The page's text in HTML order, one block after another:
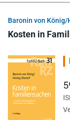
Baronin von
Kosten in